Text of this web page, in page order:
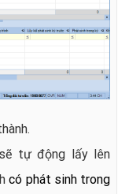
tự động lấy lên
có phát sinh trong